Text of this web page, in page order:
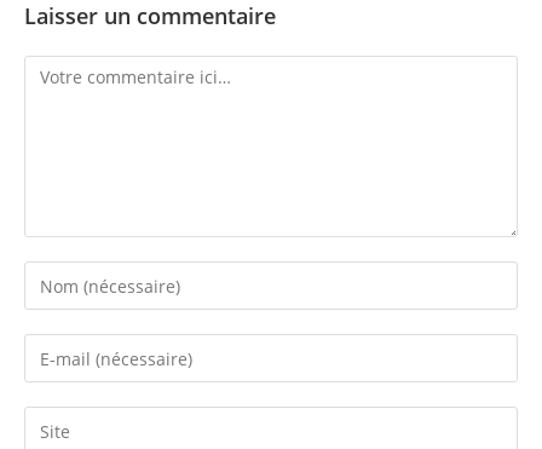
Laisser un commentaire